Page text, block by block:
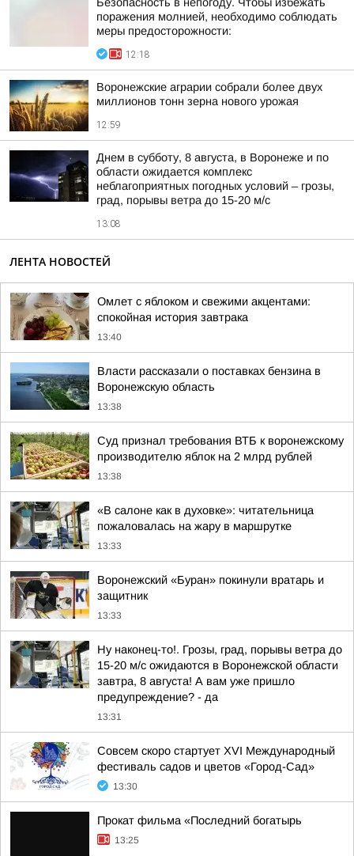
поражения молнией, необходимо соблюдать
меры предосторожности:
12:18
Воронежские аграрии собрали более двух
миллионов тонн зерна нового урожая
12:59
Днем в субботу, 8 августа, в Воронеже и по
области ожидается комплекс
неблагоприятных погодных условий – грозы,
град, порывы ветра до 15-20 м/с
13:08
ЛЕНТА НОВОСТЕЙ
Омлет с яблоком и свежими акцентами:
спокойная история завтрака
13:40
Власти рассказали о поставках бензина в
Воронежскую область
13:38
Суд признал требования ВТБ к воронежскому
производителю яблок на 2 млрд рублей
13:38
«В салоне как в духовке»: читательница
пожаловалась на жару в маршрутке
13:33
Воронежский «Буран» покинули вратарь и
защитник
13:33
Ну наконец-то!. Грозы, град, порывы ветра до
15-20 м/с ожидаются в Воронежской области
завтра, 8 августа! А вам уже пришло
предупреждение? - да
13:31
Совсем скоро стартует XVI Международный
фестиваль садов и цветов «Город-Сад»
13:30
Прокат фильма «Последний богатырь
13:25